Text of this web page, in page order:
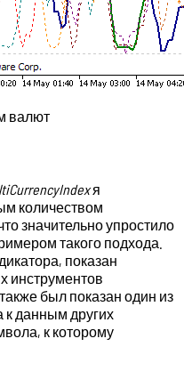
валют
я
количеством
значительно упростило
такого подхода.
показан
инструментов
был показан один из
к данным других
к которому